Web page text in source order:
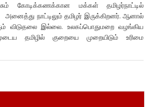
கோடிக்கணக்கான மக்கள் தமிழர்நாட்டில்
நாட்டிலும் தமிழர் இருக்கிறனர். ஆனால்
விடுதலை இல்லை. உலகப்பொதுமறை வழங்கிய
தமிழில் குறையை முறையிடும் உரிமை